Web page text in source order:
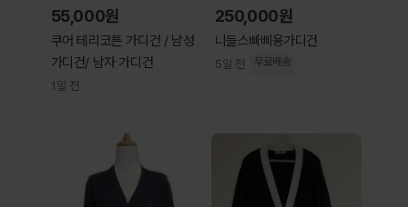
55,000원
쿠어 테리코튼 가디건 / 남성
가디건/ 남자 가디건
1일 전
250,000원
니들스빠삐용가디건
5일 전 무료배송